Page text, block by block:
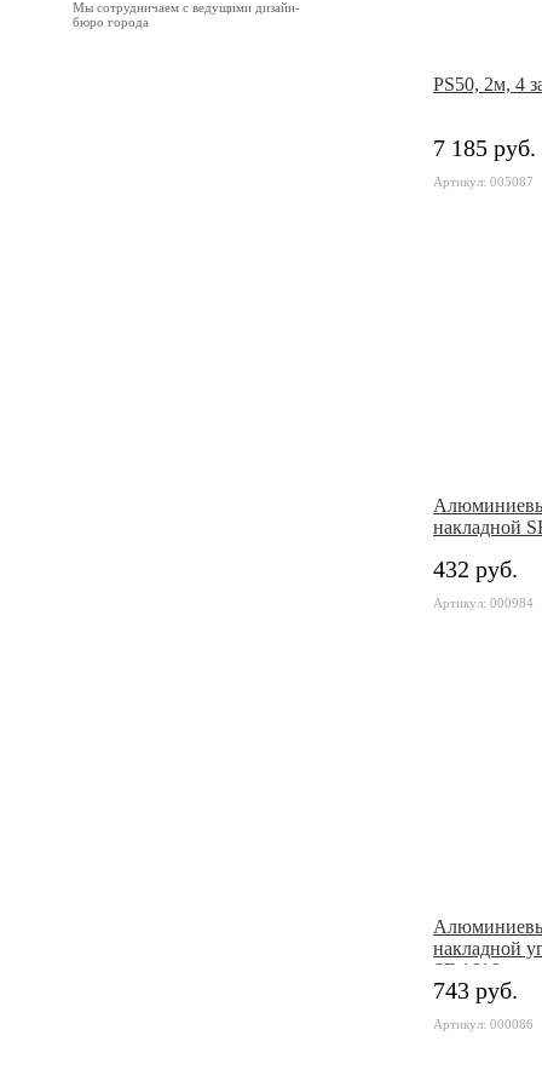
Мы сотрудничаем с ведущими дизайн-
бюро города
PS50, 2м, 4
7 185 руб.
Артикул: 005087
накладной
432 руб.
Артикул: 000984
накладной
SF-1616
743 руб.
Артикул: 000086